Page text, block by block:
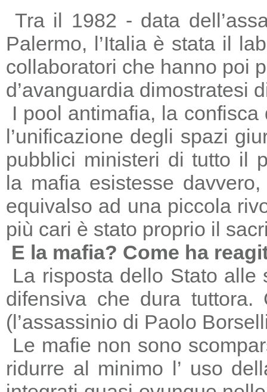
Tra il 1982 - data
Palermo, l’Italia è stata il
collaboratori che hanno poi
d’avanguardia dimostratesi
I pool antimafia, la
l’unificazione degli spazi
pubblici ministeri di tutto il
la mafia esistesse
equivalso ad una piccola
più cari è stato proprio il
E la mafia? Come ha
La risposta dello Stato alle
difensiva che dura
(l’assassinio di Paolo
Le mafie non sono
ridurre al minimo l’ uso